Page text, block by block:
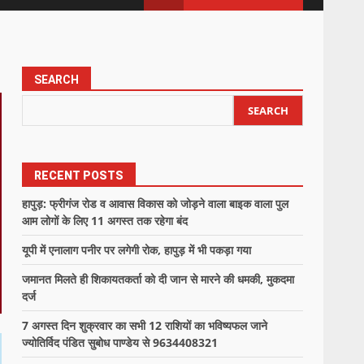
SEARCH
SEARCH
RECENT POSTS
हापुड़: फ्रीगंज रोड व आवास विकास को जोड़ने वाला बाइक वाला पुल
आम लोगों के लिए 11 अगस्त तक रहेगा बंद
यूपी में एनालाग पनीर पर लगेगी रोक, हापुड़ में भी पकड़ा गया
जमानत मिलते ही शिकायतकर्ता को दी जान से मारने की धमकी, मुकदमा
दर्ज
7 अगस्त दिन शुक्रवार का सभी 12 राशियों का भविष्यफल जाने
ज्योतिर्विद पंडित सुबोध पाण्डेय से 9634408321